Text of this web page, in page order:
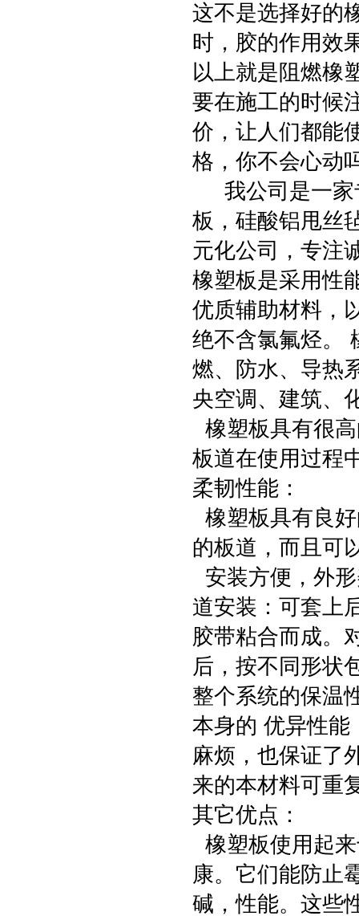
这不是选择好的
时，胶的作用效
以上就是阻燃橡
要在施工的时候
价，让人们都能
格，你不会心动
我公司是一家
板，硅酸铝甩丝
元化公司，专注
橡塑板是采用性
优质辅助材料，
绝不含氯氟烃。
燃、防水、导热
央空调、建筑
橡塑板具有很
板道在使用过程
柔韧性能：
橡塑板具有良
的板道，而且可
安装方便，外
道安装：可套上
胶带粘合而成。
后，按不同形状
整个系统的保温
本身的 优异性能
麻烦，也保证了
来的本材料可重
其它优点：
橡塑板使用起
康。它们能防止
碱，性能。这些